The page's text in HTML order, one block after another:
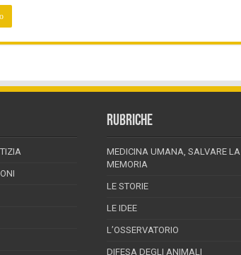
RUBRICHE
MEDICINA UMANA, SALVARE LA
MEMORIA
LE STORIE
LE IDEE
L’OSSERVATORIO
DIFESA DEGLI ANIMALI